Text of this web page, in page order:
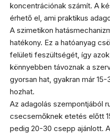
koncentrációnak számít. A
érhető el, ami praktikus
A szimetikon
hatékony. Ez a hatóanyag
felületi feszültségét, így
könnyebben távoznak a
gyorsan hat, gyakran már
hozhat.
Az adagolás szempontjából
csecsemőknek etetés előtt
pedig 20-30 csepp ajánlott.